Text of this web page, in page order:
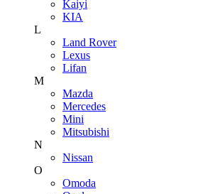
Kaiyi
KIA
L
Land Rover
Lexus
Lifan
M
Mazda
Mercedes
Mini
Mitsubishi
N
Nissan
O
Omoda